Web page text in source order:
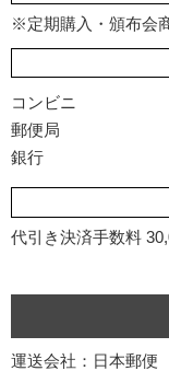
※定期購入・頒布会
コンビニ
郵便局
銀行
代引き決済手数料
運送会社：日本郵便